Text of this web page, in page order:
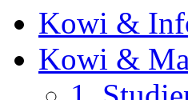
Kowi &
Kowi &